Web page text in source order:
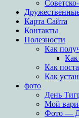
Карта Сайта
Контакты
Полезности
Как
Как
Как
Как
фото
День
Мой
Фото —